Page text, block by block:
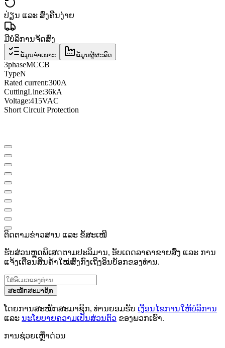
ປ່ຽນ ແລະ ສົ່ງຄືນງ່າຍ
ມີບໍລິການຈັດສົ່ງ
ຂໍ້ມູນຈຳເພາະ ຂໍ້ມູນຜູ້ຜະລິດ
3phaseMCCB
TypeN
Rated current:300A
CuttingLine:36kA
Voltage:415VAC
Short Circuit Protection
ຕິດຕາມຂ່າວສານ ແລະ ຂໍ້ສະເໜີ
ຮັບສ່ວນຫຼຸດພິເສດຕາມປະລິມານ, ອັບເດດລາຄາຂາຍສົ່ງ ແລະ ການ
ແຈ້ງເຕືອນສິນຄ້າໃໝ່ສົ່ງກົງເຖິງອິນບັອກຂອງທ່ານ.
ສະໝັກສະມາຊິກ
ໂດຍການສະໝັກສະມາຊິກ, ທ່ານຍອມຮັບ ເງື່ອນໄຂການໃຫ້ບໍລິການ
ແລະ ນະໂຍບາຍຄວາມເປັນສ່ວນຕົວ ຂອງພວກເຮົາ.
ການຊ່ວຍເຫຼືໍາດ່ວນ